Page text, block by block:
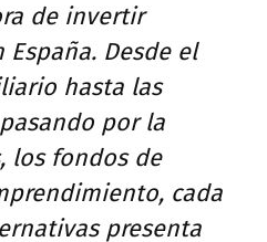
de invertir
España. Desde el
hasta las
por la
los fondos de
cada
presenta